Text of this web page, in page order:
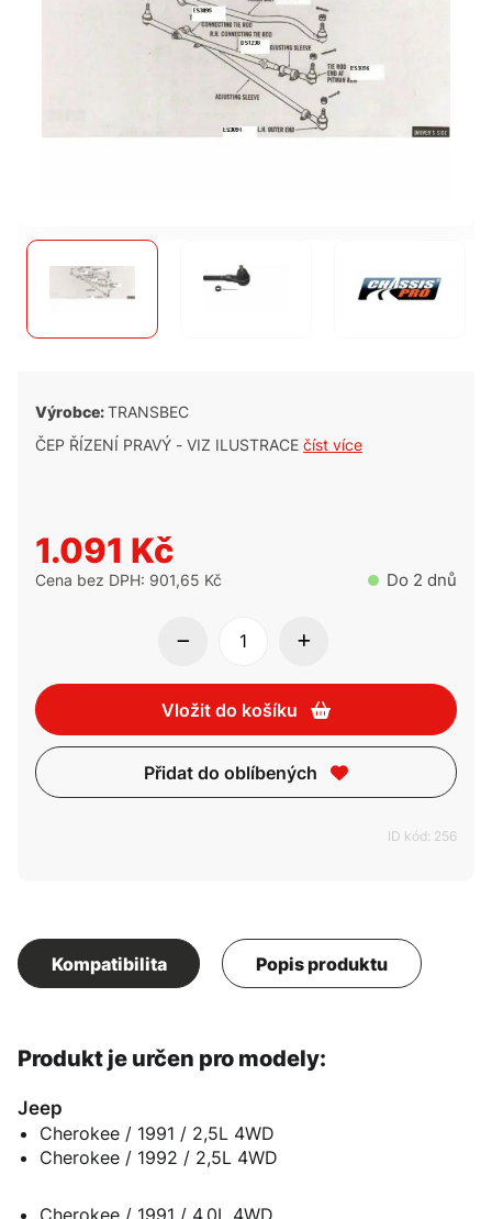
Výrobce:TRANSBEC
ČEP ŘÍZENÍ PRAVÝ - VIZ ILUSTRACE číst více
1.091 Kč
Cena bez DPH: 901,65 Kč Do 2 dnů
Vložit do košíku
Přidat do oblíbených
ID kód: 256
Kompatibilita Popis produktu
Produkt je určen pro modely:
Jeep
Cherokee / 1991 / 2,5L 4WD
Cherokee / 1992 / 2,5L 4WD